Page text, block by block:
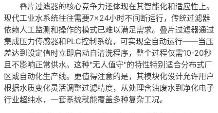
叠片过滤器的核心竞争力还体现在其智能化和适应性上。
现代工业水系统往往需要7×24小时不间断运行，传统过滤器
依赖人工监测和操作的模式已难以满足需求。叠片过滤器通过
集成压力传感器和PLC控制系统，可实现全自动运行——当压
差达到设定值时立即启动自清洗程序，整个过程仅需10-20秒
且不影响正常供水。这种"无人值守"的特性特别适合分布式厂
区或自动化生产线。更值得注意的是，其模块化设计允许用户
根据水质变化灵活调整过滤精度，从处理含油废水到净化电子
行业超纯水，一套系统就能覆盖多种复杂工况。